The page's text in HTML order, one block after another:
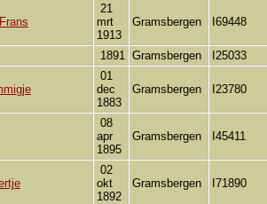
21
mrt
1913
Gramsbergen I69448
1891 Gramsbergen I25033
01
dec
1883
Gramsbergen I23780
08
apr
1895
Gramsbergen I45411
02
okt
1892
Gramsbergen I71890